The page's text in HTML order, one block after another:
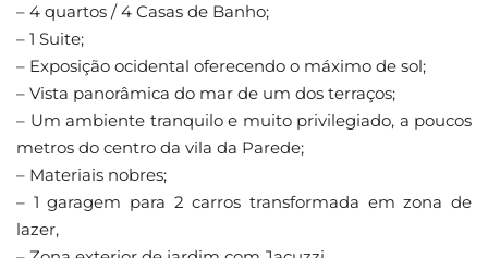
– 4 quartos / 4 Casas de Banho;
– 1 Suite;
– Exposição ocidental oferecendo o máximo de sol;
– Vista panorâmica do mar de um dos terraços;
– Um ambiente tranquilo e muito privilegiado, a poucos
metros do centro da vila da Parede;
– Materiais nobres;
– 1 garagem para 2 carros transformada em zona de
lazer,